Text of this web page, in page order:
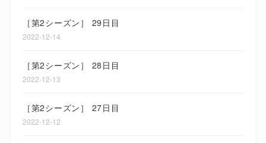
［第2シーズン］ 29日目
2022-12-14
［第2シーズン］ 28日目
2022-12-13
［第2シーズン］ 27日目
2022-12-12